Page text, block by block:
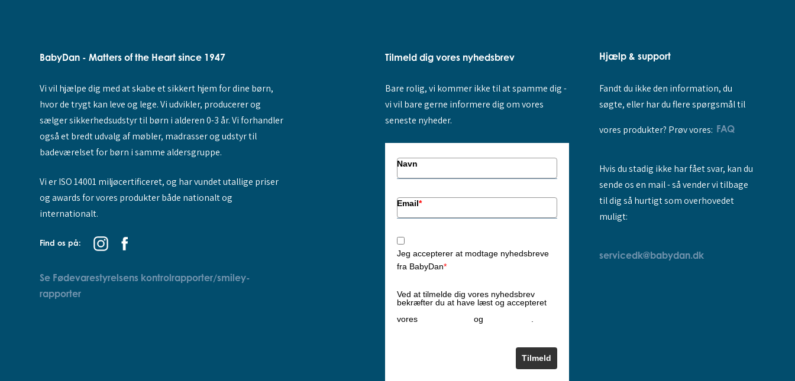
BabyDan - Matters of the Heart since 1947
Vi vil hjælpe dig med at skabe et sikkert hjem for dine børn,
hvor de trygt kan leve og lege. Vi udvikler, producerer og
sælger sikkerhedsudstyr til børn i alderen 0-3 år. Vi forhandler
også et bredt udvalg af møbler, madrasser og udstyr til
badeværelset for børn i samme aldersgruppe.
Vi er ISO 14001 miljøcertificeret, og har vundet utallige priser
og awards for vores produkter både nationalt og
internationalt.
Find os på:
Se Fødevarestyrelsens kontrolrapporter/smiley-
rapporter
Tilmeld dig vores nyhedsbrev
Bare rolig, vi kommer ikke til at spamme dig -
vi vil bare gerne informere dig om vores
seneste nyheder.
Navn
Email*
Jeg accepterer at modtage nyhedsbreve
fra BabyDan*
Ved at tilmelde dig vores nyhedsbrev
bekræfter du at have læst og accepteret
vores
og
Tilmeld
Hjælp & support
Fandt du ikke den information, du
søgte, eller har du flere spørgsmål til
vores produkter? Prøv vores: FAQ
Hvis du stadig ikke har fået svar, kan du
sende os en mail - så vender vi tilbage
til dig så hurtigt som overhovedet
muligt:
servicedk@babydan.dk